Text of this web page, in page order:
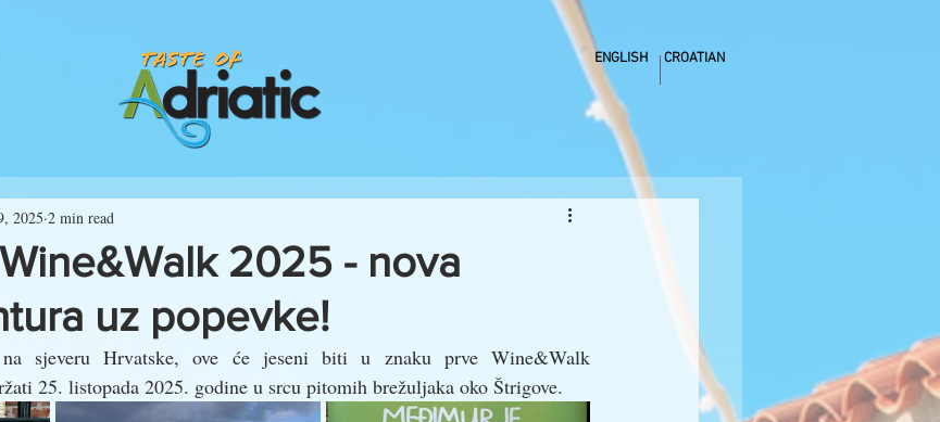
ENGLISH CROATIAN
2025 - nova
uz popevke!
2025 2 min read
sjeveru Hrvatske, ove će jeseni biti u znaku prve Wine&Walk
25. listopada 2025. godine u srcu pitomih brežuljaka oko Štrigove.